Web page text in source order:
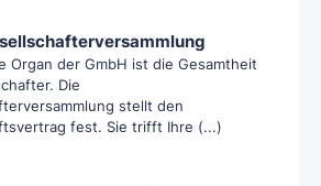
Organ der GmbH ist die Gesamtheit
Die
stellt den
fest. Sie trifft Ihre (...)